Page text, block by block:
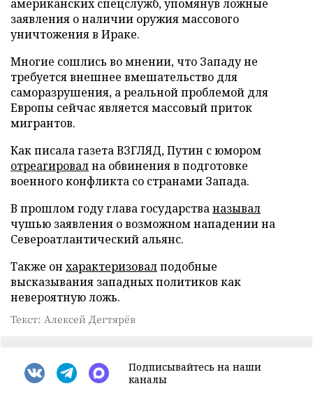
американских спецслужб, упомянув ложные
заявления о наличии оружия массового
уничтожения в Ираке.
Многие сошлись во мнении, что Западу не
требуется внешнее вмешательство для
саморазрушения, а реальной проблемой для
Европы сейчас является массовый приток
мигрантов.
Как писала газета ВЗГЛЯД, Путин с юмором
отреагировална обвинения в подготовке
военного конфликта со странами Запада.
В прошлом году глава государстваназывал
чушью заявления о возможном нападении на
Североатлантический альянс.
Также он характеризовалподобные
высказывания западных политиков как
невероятную ложь.
Текст: Алексей Дегтярёв
Подписывайтесь на наши
каналы